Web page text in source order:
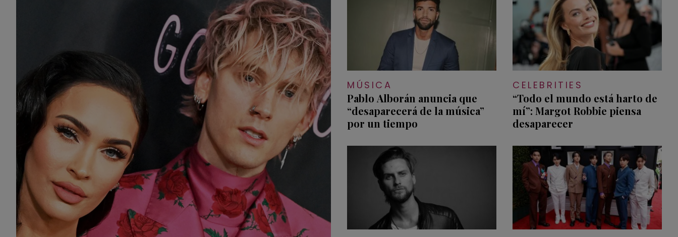
MÚSICA
Pablo Alborán anuncia que
“desaparecerá de la música”
por un tiempo
CELEBRITIES
“Todo el mundo está harto de
mí”: Margot Robbie piensa
desaparecer